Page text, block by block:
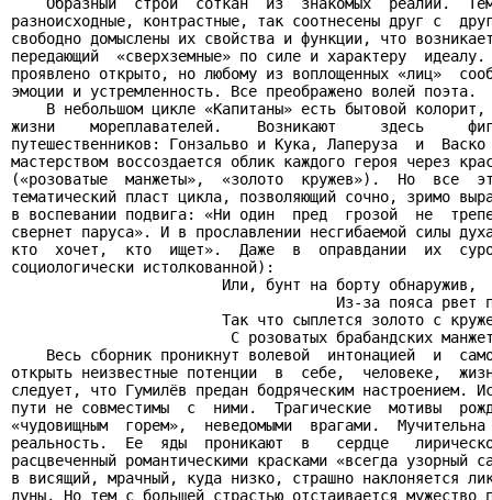
разноисходные, контрастные, так соотнесены друг с
свободно домыслены их свойства и функции, что
передающий  «сверхземные» по силе и характеру
проявлено открыто, но любому из воплощенных «лиц»
эмоции и устремленность. Все преображено волей поэта.
В небольшом цикле «Капитаны» есть бытовой
жизни    мореплавателей.    Возникают     здесь
путешественников: Гонзальво и Кука, Лаперуза  и
мастерством воссоздается облик каждого героя через
(«розоватые  манжеты»,  «золото  кружев»).  Но  все
тематический пласт цикла, позволяющий сочно, зримо
в воспевании подвига: «Ни один  пред  грозой  не
свернет паруса». И в прославлении несгибаемой силы
кто  хочет,  кто  ищет».  Даже  в  оправдании  их
социологически истолкованной):
                        Или, бунт на борту обнаружив,
Из-за пояса рвет
Так что сыплется золото с
С розоватых брабандских
Весь сборник проникнут волевой  интонацией  и
открыть неизвестные потенции  в  себе,  человеке,
следует, что Гумилёв предан бодряческим настроением.
пути не совместимы  с  ними.  Трагические  мотивы
«чудовищным  горем»,  неведомыми  врагами.
реальность.  Ее  яды  проникают  в   сердце
расцвеченный романтическими красками «всегда узорный
в висящий, мрачный, куда низко, страшно наклоняется
луны. Но тем с большей страстью отстаивается мужество